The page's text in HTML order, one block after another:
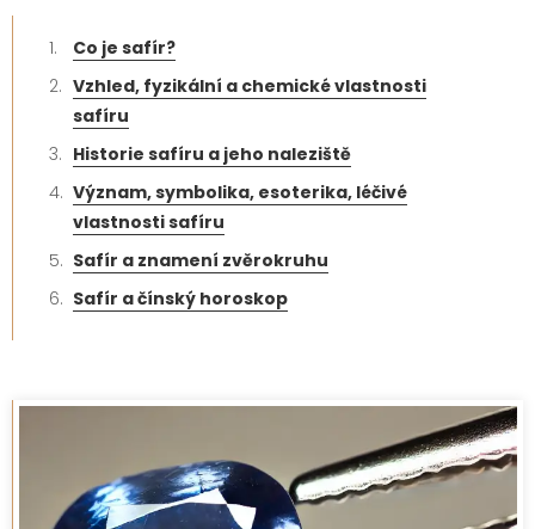
Co je safír?
Vzhled, fyzikální a chemické vlastnosti
safíru
Historie safíru a jeho naleziště
Význam, symbolika, esoterika, léčivé
vlastnosti safíru
Safír a znamení zvěrokruhu
Safír a čínský horoskop